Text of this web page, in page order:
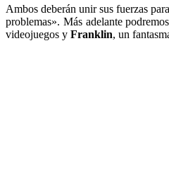
Ambos deberán unir sus fuerzas
problemas». Más adelante
videojuegos y Franklin, un